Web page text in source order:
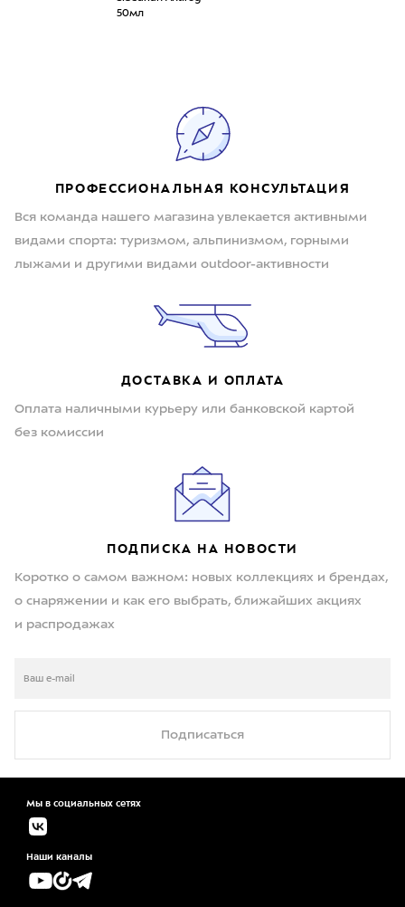
50мл
ПРОФЕССИОНАЛЬНАЯ КОНСУЛЬТАЦИЯ
Вся команда нашего магазина увлекается активными
видами спорта: туризмом, альпинизмом, горными
лыжами и другими видами outdoor-активности
ДОСТАВКА И ОПЛАТА
Оплата наличными курьеру или банковской картой
без комиссии
ПОДПИСКА НА НОВОСТИ
Коротко о самом важном: новых коллекциях и брендах,
о снаряжении и как его выбрать, ближайших акциях
и распродажах
Подписаться
Мы в социальных сетях
Наши каналы